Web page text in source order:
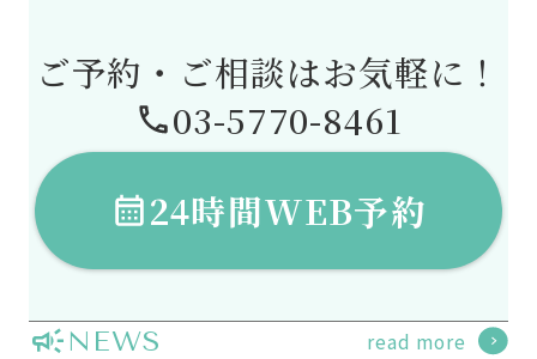
ご予約・ご相談はお気軽に！
03-5770-8461
24時間WEB予約
NEWS read more